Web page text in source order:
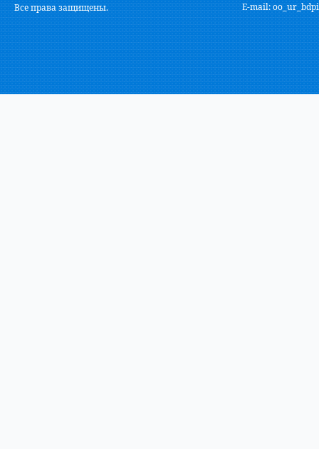
Все права защищены.
E-mail: